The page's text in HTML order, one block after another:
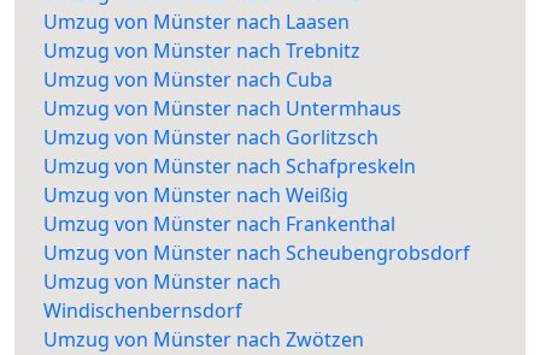
Umzug von Münster nach Laasen
Umzug von Münster nach Trebnitz
Umzug von Münster nach Cuba
Umzug von Münster nach Untermhaus
Umzug von Münster nach Gorlitzsch
Umzug von Münster nach Schafpreskeln
Umzug von Münster nach Weißig
Umzug von Münster nach Frankenthal
Umzug von Münster nach Scheubengrobsdorf
Umzug von Münster nach
Windischenbernsdorf
Umzug von Münster nach Zwötzen